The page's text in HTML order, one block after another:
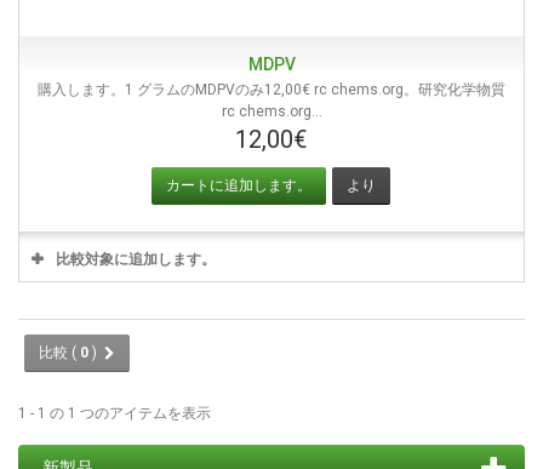
MDPV
購入します。1 グラムのMDPVのみ12,00€ rc chems.org。研究化学物質
rc chems.org...
12,00€
カートに追加します。 より
比較対象に追加します。
比較 ( 0 )
1 - 1 の 1 つのアイテムを表示